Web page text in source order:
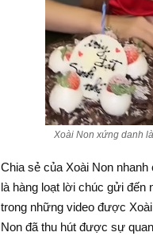
Xoài Non xứng danh
Chia sẻ của Xoài Non
là hàng loạt lời chúc gửi đến
trong những video được
Non đã thu hút được sự